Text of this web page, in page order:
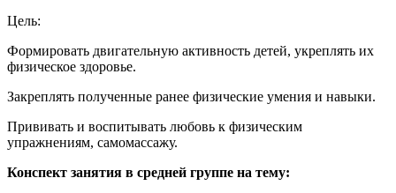
Цель:
Формировать двигательную активность детей, укреплять их
физическое здоровье.
Закреплять полученные ранее физические умения и навыки.
Прививать и воспитывать любовь к физическим
упражнениям, самомассажу.
Конспект занятия в средней группе на тему: